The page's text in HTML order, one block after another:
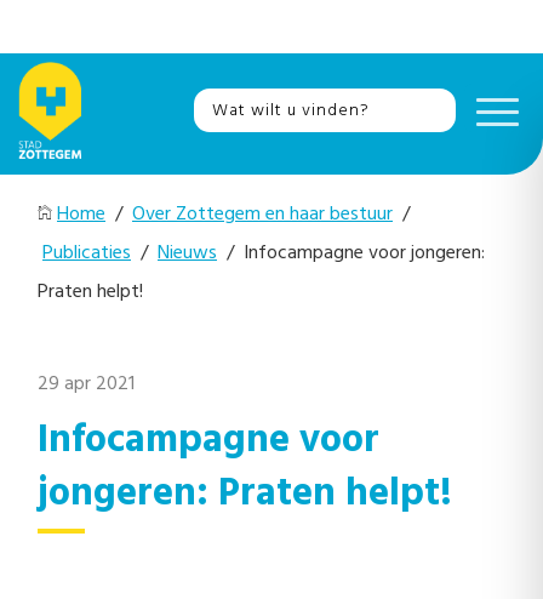
Home / Over Zottegem en haar bestuur /
Publicaties / Nieuws / Infocampagne voor jongeren:
Praten helpt!
29 apr 2021
Infocampagne voor
jongeren: Praten helpt!